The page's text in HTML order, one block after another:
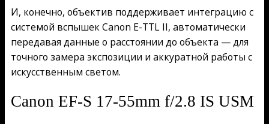
И, конечно, объектив поддерживает интеграцию с
системой вспышек Canon E-TTL II, автоматически
передавая данные о расстоянии до объекта — для
точного замера экспозиции и аккуратной работы с
искусственным светом.
Canon EF-S 17-55mm f/2.8 IS USM